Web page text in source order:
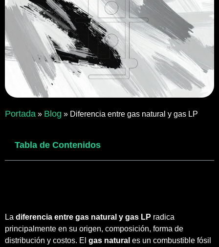
Portada » Blog » Diferencia entre gas natural y gas LP
Tabla de Contenidos
La diferencia entre gas natural y gas LP radica
principalmente en su origen, composición, forma de
distribución y costos. El gas natural es un combustible fósil